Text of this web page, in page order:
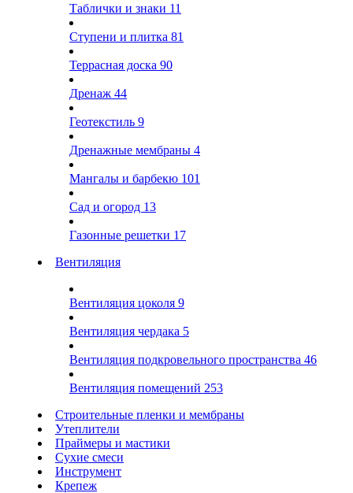
Таблички и знаки 11
Ступени и плитка 81
Террасная доска 90
Дренаж 44
Геотекстиль 9
Дренажные мембраны 4
Мангалы и барбекю 101
Сад и огород 13
Газонные решетки 17
Вентиляция
Вентиляция цоколя 9
Вентиляция чердака 5
Вентиляция подкровельного пространства 46
Вентиляция помещений 253
Строительные пленки и мембраны
Утеплители
Праймеры и мастики
Сухие смеси
Инструмент
Крепеж